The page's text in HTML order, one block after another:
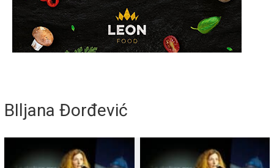
BIljana Đorđević